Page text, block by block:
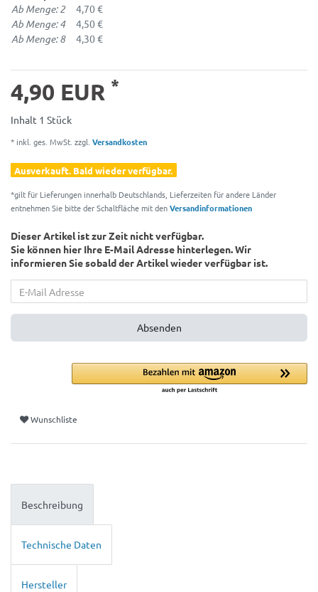
Ab Menge: 2 4,70 €
Ab Menge: 4 4,50 €
Ab Menge: 8 4,30 €
4,90 EUR *
Inhalt 1 Stück
* inkl. ges. MwSt. zzgl. Versandkosten
Ausverkauft. Bald wieder verfügbar.
*gilt für Lieferungen innerhalb Deutschlands, Lieferzeiten für andere Länder
entnehmen Sie bitte der Schaltfläche mit denVersandinformationen
Dieser Artikel ist zur Zeit nicht verfügbar.
Sie können hier Ihre E-Mail Adresse hinterlegen. Wir
informieren Sie sobald der Artikel wieder verfügbar ist.
Absenden
Wunschliste
Beschreibung
Technische Daten
Hersteller